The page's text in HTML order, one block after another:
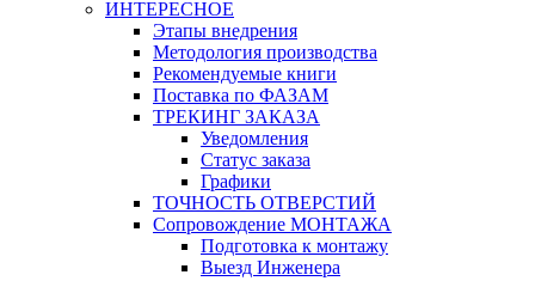
ИНТЕРЕСНОЕ
Этапы внедрения
Методология производства
Рекомендуемые книги
Поставка по ФАЗАМ
ТРЕКИНГ ЗАКАЗА
Уведомления
Статус заказа
Графики
ТОЧНОСТЬ ОТВЕРСТИЙ
Сопровождение МОНТАЖА
Подготовка к монтажу
Выезд Инженера